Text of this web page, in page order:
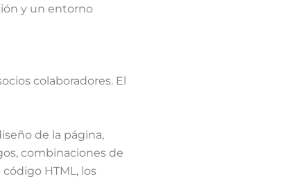
y un entorno
colaboradores. El
de la página,
combinaciones de
HTML, los